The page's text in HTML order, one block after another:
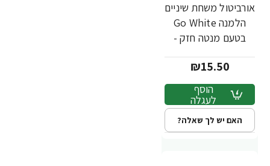
אורביטול משחת שיניים
הלמנה Go White
בטעם מנטה חזק -
₪15.50
הוסף
לעגלה
האם יש לך שאלה?